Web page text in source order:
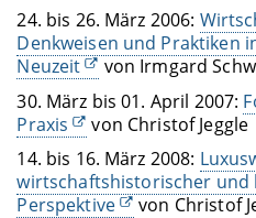
24. bis 26. März 2006:
Denkweisen und Praktiken
Neuzeit
von Irmgard
30. März bis 01. April 2007:
Praxis
von Christof Jeggle
14. bis 16. März 2008:
wirtschaftshistorischer
Perspektive
von Christof